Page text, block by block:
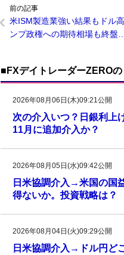
前の記事
米ISM製造業強い結果もドル
ンプ政権への期待相場も終盤…
■FXデイトレーダーZERO
2026年08月06日(木)09:21公開
次の介入いつ？日銀利上
11月に追加介入か？
2026年08月05日(水)09:42公開
日米協調介入→米国の国
得ないか。投資戦略は？
2026年08月04日(火)09:29公開
日米協調介入→ドル円ど